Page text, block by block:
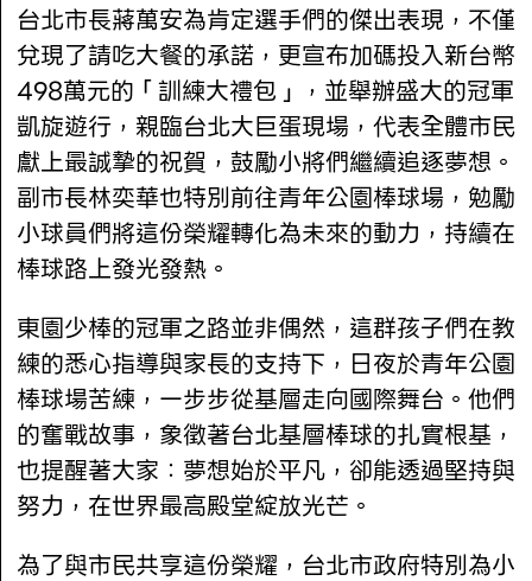
台北市長蔣萬安為肯定選手們的傑出表現，不僅
兌現了請吃大餐的承諾，更宣布加碼投入新台幣
498萬元的「訓練大禮包」，並舉辦盛大的冠軍
凱旋遊行，親臨台北大巨蛋現場，代表全體市民
獻上最誠摯的祝賀，鼓勵小將們繼續追逐夢想。
副市長林奕華也特別前往青年公園棒球場，勉勵
小球員們將這份榮耀轉化為未來的動力，持續在
棒球路上發光發熱。
東園少棒的冠軍之路並非偶然，這群孩子們在教
練的悉心指導與家長的支持下，日夜於青年公園
棒球場苦練，一步步從基層走向國際舞台。他們
的奮戰故事，象徵著台北基層棒球的扎實根基，
也提醒著大家：夢想始於平凡，卻能透過堅持與
努力，在世界最高殿堂綻放光芒。
為了與市民共享這份榮耀，台北市政府特別為小